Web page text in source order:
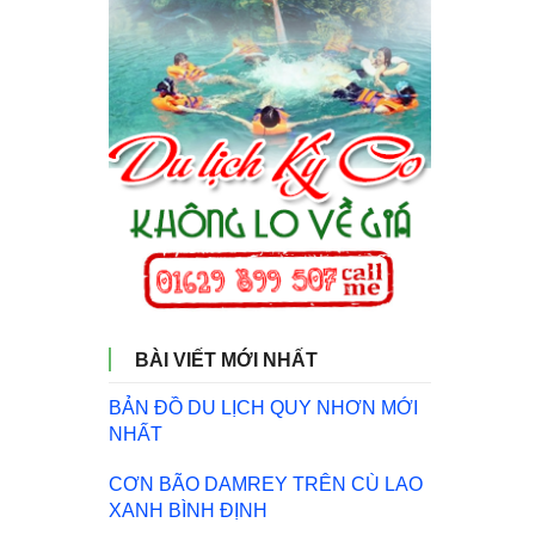
BÀI VIẾT MỚI NHẤT
BẢN ĐỒ DU LỊCH QUY NHƠN MỚI
NHẤT
CƠN BÃO DAMREY TRÊN CÙ LAO
XANH BÌNH ĐỊNH